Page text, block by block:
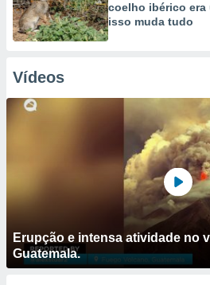
coelho ibérico era
isso muda tudo
Vídeos
Erupção e intensa atividade no
Guatemala.